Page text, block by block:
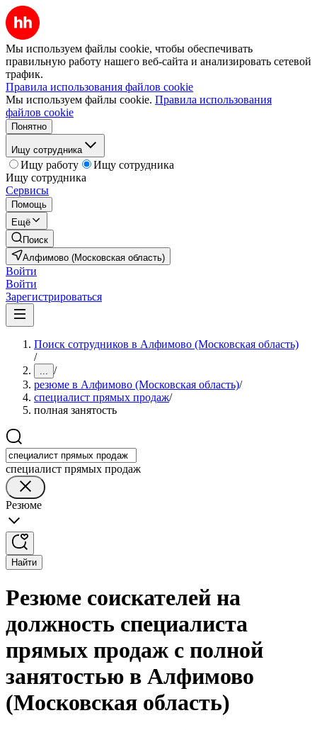
Мы используем файлы cookie, чтобы обеспечивать
правильную работу нашего веб-сайта и анализировать сетевой
трафик.
Правила использования файлов cookie
Мы используем файлы cookie. Правила использования
файлов cookie
Понятно
Ищу сотрудника
Ищу работу
Ищу сотрудника
Ищу сотрудника
Сервисы
Помощь
Ещё
Поиск
Алфимово (Московская область)
Войти
Войти
Зарегистрироваться
Поиск сотрудников в Алфимово (Московская область)
/
... /
резюме в Алфимово (Московская область)/
специалист прямых продаж/
полная занятость
специалист прямых продаж
Резюме
Найти
Резюме соискателей на
должность специалиста
прямых продаж с полной
занятостью в Алфимово
(Московская область)